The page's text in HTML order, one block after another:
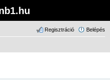
Belépés
Regisztráció